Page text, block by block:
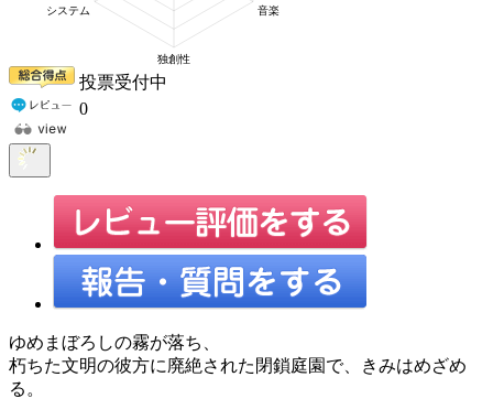
投票受付中
0
ゆめまぼろしの霧が落ち、
朽ちた文明の彼方に廃絶された閉鎖庭園で、きみはめざめ
る。